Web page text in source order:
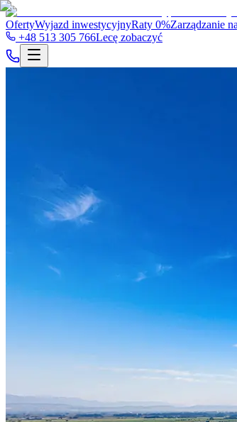
OfertyWyjazd inwestycyjnyRaty 0%Zarządzanie
+48 513 305 766Lecę zobaczyć